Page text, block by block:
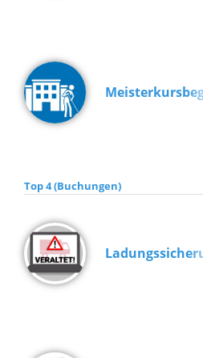
Top 4 (Buchungen)